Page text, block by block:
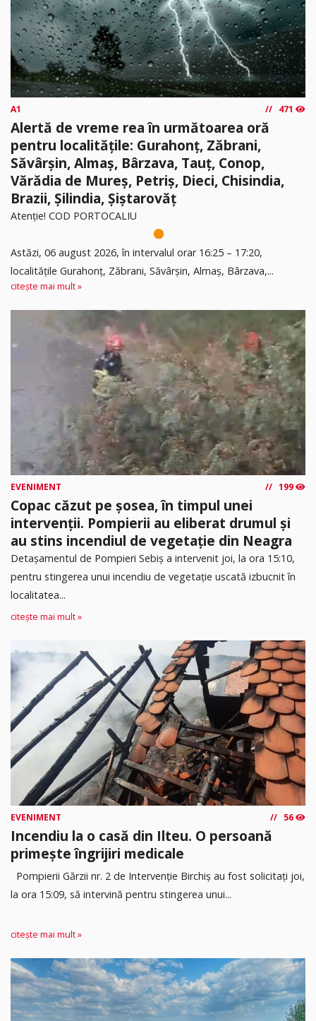
A1 471
Alertă de vreme rea în următoarea oră
pentru localitățile: Gurahonț, Zăbrani,
Săvârșin, Almaș, Bârzava, Tauț, Conop,
Vărădia de Mureș, Petriș, Dieci, Chisindia,
Brazii, Șilindia, Șiștarovăț
Atenție! COD PORTOCALIU
Astăzi, 06 august 2026, în intervalul orar 16:25 – 17:20,
localitățile Gurahonț, Zăbrani, Săvârșin, Almaș, Bârzava,...
citește mai mult »
EVENIMENT 199
Copac căzut pe șosea, în timpul unei
intervenții. Pompierii au eliberat drumul și
au stins incendiul de vegetație din Neagra
Detașamentul de Pompieri Sebiș a intervenit joi, la ora 15:10,
pentru stingerea unui incendiu de vegetație uscată izbucnit în
localitatea...
citește mai mult »
EVENIMENT 56
Incendiu la o casă din Ilteu. O persoană
primește îngrijiri medicale
Pompierii Gărzii nr. 2 de Intervenție Birchiș au fost solicitați joi,
la ora 15:09, să intervină pentru stingerea unui...
citește mai mult »